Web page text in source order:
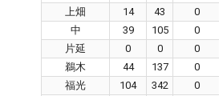
上畑
14 43 0
中
39 105 0
片延
0 0 0
鵜木
44 137 0
福光
104 342 0